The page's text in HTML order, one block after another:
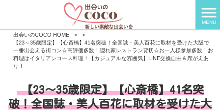
MENU
出会いのCOCO HOME >
>
【23～35歳限定】【心斎橋】41名突破！全国誌・美人百花に取材を受けた大阪で
一番出会える街コン☆高評価多数！隠れ家レストラン貸切☆お一人様参加多数！お
料理はイタリアンコース料理！【カジュアルな雰囲気】LINE交換自由＆席がえあ
り！
【23～35歳限定】【心斎橋】41名突
破！全国誌・美人百花に取材を受けた大